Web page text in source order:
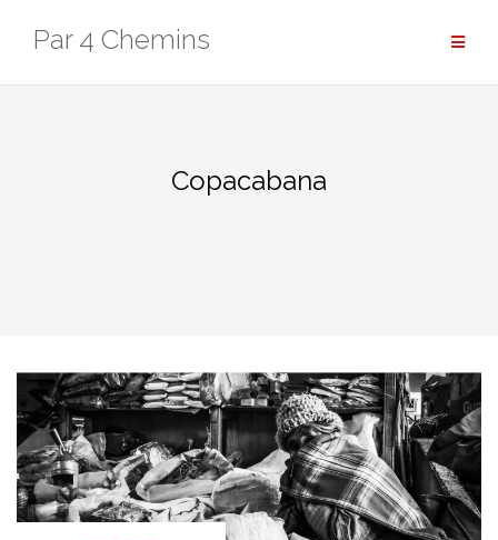
Par 4 Chemins
Copacabana